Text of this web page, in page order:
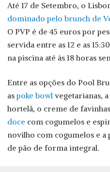
Até 17 de Setembro, o
dominado pelo brunch de
O PVP é de 45 euros por
servida entre as 12 e as
na piscina até às 18 horas
Entre as opções do Pool
aspoke bowl vegetarianas,
hortelã, o creme de
doce com cogumelos e
novilho com cogumelos e a
de pão de forma integral.